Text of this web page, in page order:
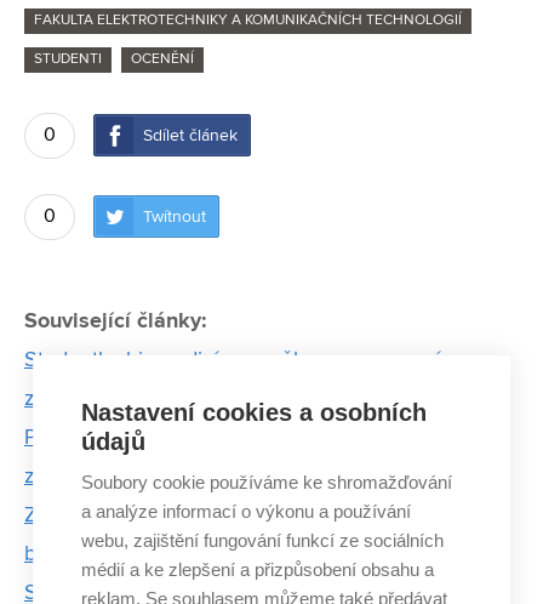
FAKULTA ELEKTROTECHNIKY A KOMUNIKAČNÍCH TECHNOLOGIÍ
STUDENTI OCENĚNÍ
0 Sdílet článek
0 Twítnout
Související články:
Studentka biomedicíny uspěla se svou prací
zaměřenou na interakci léčiv
Porota v soutěži Neuron Prima Zoom ocenila video
z VUT
Ztráta stability elektrizační soustavy může způsobit
blackout
Studenti v matematice nejsou zvyklí klást otázky.
Nastavení cookies a osobních
údajů
Soubory cookie používáme ke shromažďování
a analýze informací o výkonu a používání
webu, zajištění fungování funkcí ze sociálních
médií a ke zlepšení a přizpůsobení obsahu a
reklam. Se souhlasem můžeme také předávat